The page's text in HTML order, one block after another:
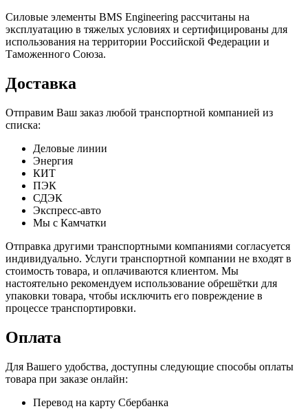
Силовые элементы BMS Engineering рассчитаны на
эксплуатацию в тяжелых условиях и сертифицированы для
использования на территории Российской Федерации и
Таможенного Союза.
Доставка
Отправим Ваш заказ любой транспортной компанией из
списка:
Деловые линии
Энергия
КИТ
ПЭК
СДЭК
Экспресс-авто
Мы с Камчатки
Отправка другими транспортными компаниями согласуется
индивидуально. Услуги транспортной компании не входят в
стоимость товара, и оплачиваются клиентом. Мы
настоятельно рекомендуем использование обрешётки для
упаковки товара, чтобы исключить его повреждение в
процессе транспортировки.
Оплата
Для Вашего удобства, доступны следующие способы оплаты
товара при заказе онлайн:
Перевод на карту Сбербанка